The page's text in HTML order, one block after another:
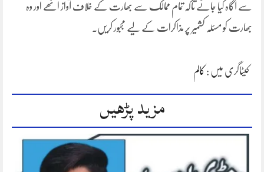
سے آگاہ کیا جائے تاکہ تمام ممالک سے بھارت کے خلاف آواز اٹھے اور وہ
بھارت کو مسئلہ کشمیر پر مذاکرات کے لیے مجبور کریں۔
کیٹاگری میں : کالم
مزید پڑھیں